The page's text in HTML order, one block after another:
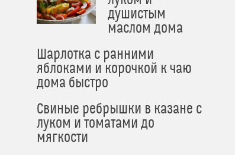
душистым
маслом дома
Шарлотка с ранними
яблоками и корочкой к чаю
дома быстро
Свиные ребрышки в казане с
луком и томатами до
мягкости